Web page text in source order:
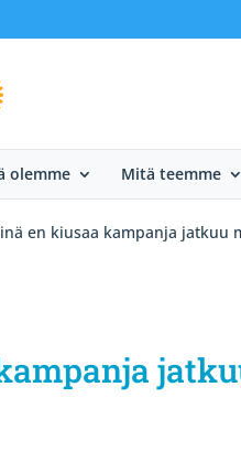
olemme Mitä teemme
en kiusaa kampanja jatkuu